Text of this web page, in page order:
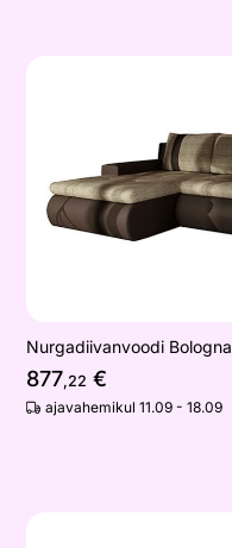
Nurgadiivanvoodi Bologna
877,22 €
ajavahemikul 11.09 - 18.09